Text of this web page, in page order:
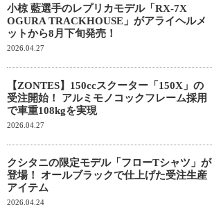
小椋 藍選手のレプリカモデル「RX-7X
OGURA TRACKHOUSE」がアライヘルメ
ットから8月下旬発売！
2026.04.27
【ZONTES】150ccスクーター「150X」の
受注開始！ アルミモノコックフレーム採用
で車重108kgを実現
2026.04.27
クシタニの限定モデル「フローTシャツ」が
登場！ オールブラックで仕上げた受注生産
アイテム
2026.04.24